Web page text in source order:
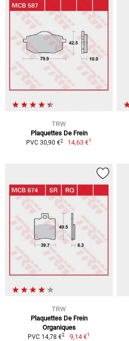
TRW
Plaquettes De Frein
PVC 30,90 €2 14,63 €1
TRW
Plaquettes De Frein
Organiques
PVC 14,78 €2 9,14 €1